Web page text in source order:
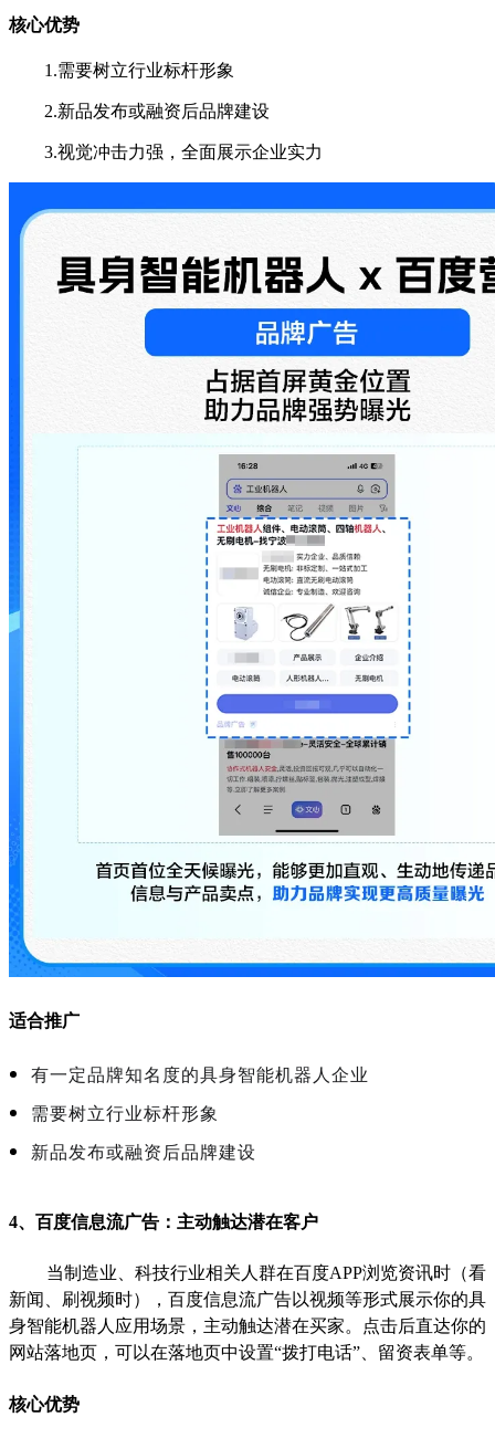
核心优势
1.需要树立行业标杆形象
2.新品发布或融资后品牌建设
3.视觉冲击力强，全面展示企业实力
适合推广
有一定品牌知名度的具身智能机器人企业
需要树立行业标杆形象
新品发布或融资后品牌建设
4、百度信息流广告：主动触达潜在客户
当制造业、科技行业相关人群在百度APP浏览资讯时（看
新闻、刷视频时），百度信息流广告以视频等形式展示你的具
身智能机器人应用场景，主动触达潜在买家。点击后直达你的
网站落地页，可以在落地页中设置“拨打电话”、留资表单等。
核心优势